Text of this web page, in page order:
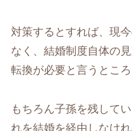
対策するとすれば、現
なく、結婚制度自体の
転換が必要と言うとこ
もちろん子孫を残して
れを結婚を経由しなけ